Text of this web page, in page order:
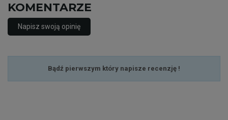
KOMENTARZE
Napisz swoją opinię
Bądź pierwszym który napisze recenzję !